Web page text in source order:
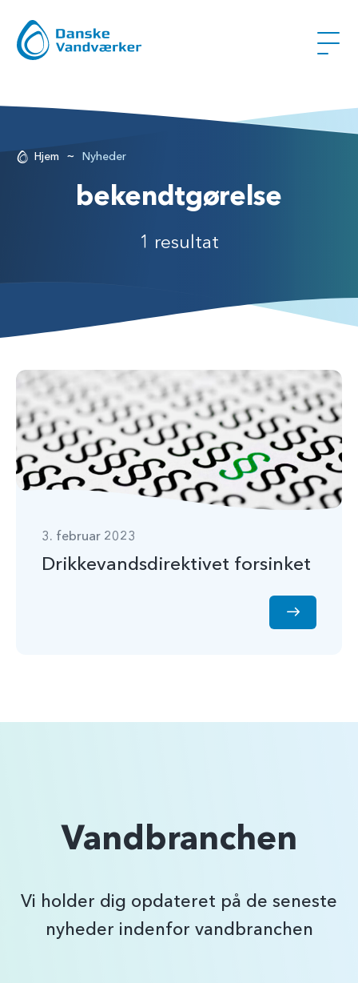
Hjem ~ Nyheder
bekendtgørelse
1 resultat
3. februar 2023
Drikkevandsdirektivet forsinket
Vandbranchen
Vi holder dig opdateret på de seneste
nyheder indenfor vandbranchen